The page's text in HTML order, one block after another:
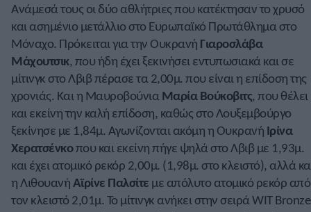
Ανάμεσά τους οι δύο αθλήτριες που κατέκτησαν το χρυσό
και ασημένιο μετάλλιο στο Ευρωπαϊκό Πρωτάθλημα στο
Μόναχο. Πρόκειται για την Ουκρανή Γιαροσλάβα
Μάχουτσικ, που ήδη έχει ξεκινήσει εντυπωσιακά και σε
μίτινγκ στο Λβιβ πέρασε τα 2,00μ. που είναι η επίδοση της
χρονιάς. Και η ΜαυροβούνιαΜαρία Βούκοβιτς, που θέλει
και εκείνη την καλή επίδοση, καθώς στο Λουξεμβούργο
ξεκίνησε με 1,84μ. Αγωνίζονται ακόμη η Ουκρανή Ιρίνα
Χερατσένκοπου και εκείνη πήγε ψηλά στο Λβιβ με 1,93μ.
και έχει ατομικό ρεκόρ 2,00μ. (1,98μ. στο κλειστό), αλλά
η ΛιθουανήΑϊρίνε Παλσίτε με απόλυτο ατομικό ρεκόρ από
τον κλειστό 2,01μ. Το μίτινγκ ανήκει στην σειρά WIT Bronze